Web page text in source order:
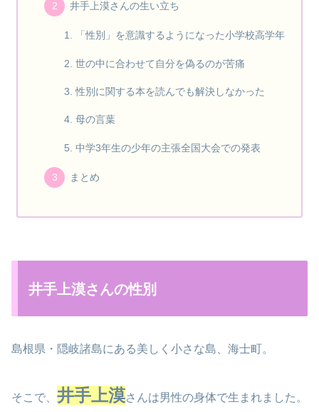
井手上漠さんの生い立ち
「性別」を意識するようになった小学校高学年
世の中に合わせて自分を偽るのが苦痛
性別に関する本を読んでも解決しなかった
母の言葉
中学3年生の少年の主張全国大会での発表
まとめ
井手上漠さんの性別
島根県・隠岐諸島にある美しく小さな島、海士町。
そこで、 井手上漠さんは男性の身体で生まれました。